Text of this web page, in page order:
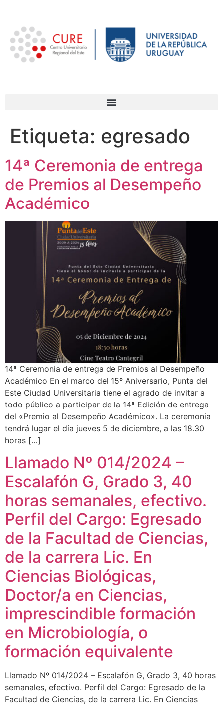
Etiqueta: egresado
14ª Ceremonia de entrega
de Premios al Desempeño
Académico
14ª Ceremonia de entrega de Premios al Desempeño
Académico En el marco del 15º Aniversario, Punta del
Este Ciudad Universitaria tiene el agrado de invitar a
todo público a participar de la 14ª Edición de entrega
del «Premio al Desempeño Académico». La ceremonia
tendrá lugar el día jueves 5 de diciembre, a las 18.30
horas […]
Llamado Nº 014/2024 –
Escalafón G, Grado 3, 40
horas semanales, efectivo.
Perfil del Cargo: Egresado
de la Facultad de Ciencias,
de la carrera Lic. En
Ciencias Biológicas,
Doctor/a en Ciencias,
imprescindible formación
en Microbiología, o
formación equivalente
Llamado Nº 014/2024 – Escalafón G, Grado 3, 40 horas
semanales, efectivo. Perfil del Cargo: Egresado de la
Facultad de Ciencias, de la carrera Lic. En Ciencias